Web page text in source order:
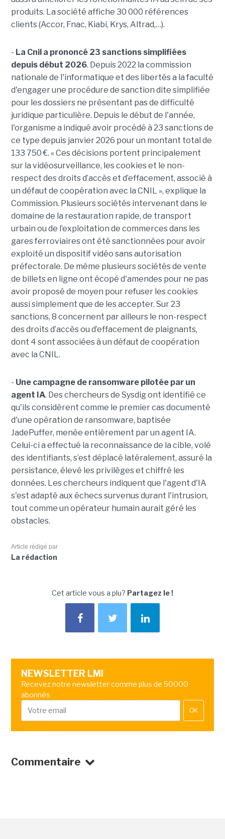
produits. La société affiche 30 000 références
clients (Accor, Fnac, Kiabi, Krys, Altrad,…).
- La Cnil a prononcé 23 sanctions simplifiées
depuis début 2026. Depuis 2022 la commission
nationale de l'informatique et des libertés a la faculté
d'engager une procédure de sanction dite simplifiée
pour les dossiers ne présentant pas de difficulté
juridique particulière. Depuis le début de l'année,
l'organisme a indiqué avoir procédé à 23 sanctions de
ce type depuis janvier 2026 pour un montant total de
133 750 €. « Ces décisions portent principalement
sur la vidéosurveillance, les cookies et le non-
respect des droits d’accès et d’effacement, associé à
un défaut de coopération avec la CNIL », explique la
Commission. Plusieurs sociétés intervenant dans le
domaine de la restauration rapide, de transport
urbain ou de l’exploitation de commerces dans les
gares ferroviaires ont été sanctionnées pour avoir
exploité un dispositif vidéo sans autorisation
préfectorale. De même plusieurs sociétés de vente
de billets en ligne ont écopé d'amendes pour ne pas
avoir proposé de moyen pour refuser les cookies
aussi simplement que de les accepter. Sur 23
sanctions, 8 concernent par ailleurs le non-respect
des droits d’accès ou d’effacement de plaignants,
dont 4 sont associées à un défaut de coopération
avec la CNIL.
- Une campagne de ransomware pilotée par un
agent IA. Des chercheurs de Sysdig ont identifié ce
qu'ils considèrent comme le premier cas documenté
d'une opération de ransomware, baptisée
JadePuffer, menée entièrement par un agent IA.
Celui-ci a effectué la reconnaissance de la cible, volé
des identifiants, s’est déplacé latéralement, assuré la
persistance, élevé les privilèges et chiffré les
données. Les chercheurs indiquent que l'agent d'IA
s'est adapté aux échecs survenus durant l'intrusion,
tout comme un opérateur humain aurait géré les
obstacles.
Article rédigé par
La rédaction
Cet article vous a plu? Partagez le !
NEWSLETTER LMI
Recevez notre newsletter comme plus de 50000
abonnés
OK
Commentaire